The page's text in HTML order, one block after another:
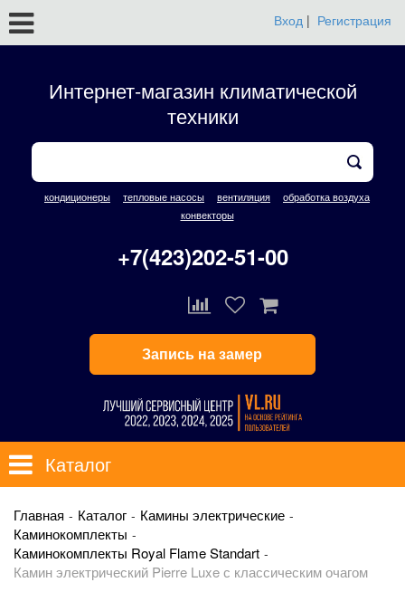
Вход | Регистрация
Интернет-магазин климатической
техники
кондиционеры тепловые насосы вентиляция
обработка воздуха
конвекторы
+7(423)202-51-00
Запись на замер
Каталог
Главная Каталог
Камины электрические
Каминокомплекты
Каминокомплекты Royal Flame Standart
Камин электрический Pierre Luxe с классическим очагом